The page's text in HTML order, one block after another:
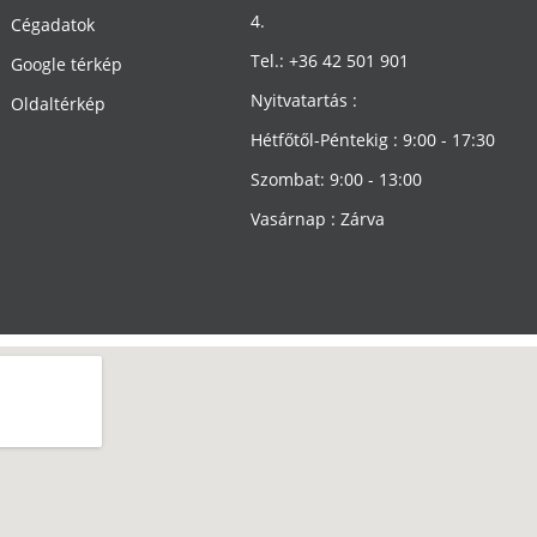
Cégadatok
Google térkép
Oldaltérkép
4.
Tel.: +36 42 501 901
Nyitvatartás :
Hétfőtől-Péntekig : 9:00 - 17:30
Szombat: 9:00 - 13:00
Vasárnap : Zárva